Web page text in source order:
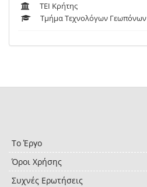
ΤΕΙ Κρήτης
Τμήμα Τεχνολόγων Γεωπόνων
Το Έργο
Όροι Χρήσης
Συχνές Ερωτήσεις